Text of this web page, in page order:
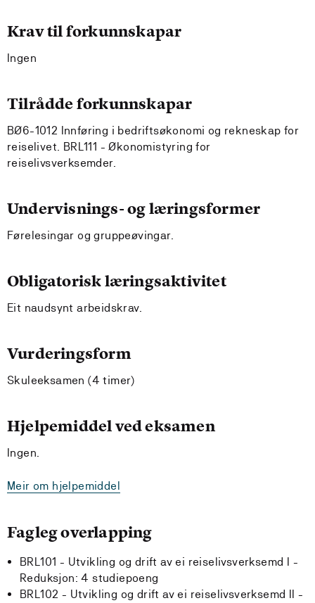
Krav til forkunnskapar
Ingen
Tilrådde forkunnskapar
BØ6-1012 Innføring i bedriftsøkonomi og rekneskap for
reiselivet. BRL111 - Økonomistyring for
reiselivsverksemder.
Undervisnings- og læringsformer
Førelesingar og gruppeøvingar.
Obligatorisk læringsaktivitet
Eit naudsynt arbeidskrav.
Vurderingsform
Skuleeksamen (4 timer)
Hjelpemiddel ved eksamen
Ingen.
Meir om hjelpemiddel
Fagleg overlapping
BRL101 - Utvikling og drift av ei reiselivsverksemd I -
Reduksjon: 4 studiepoeng
BRL102 - Utvikling og drift av ei reiselivsverksemd II -